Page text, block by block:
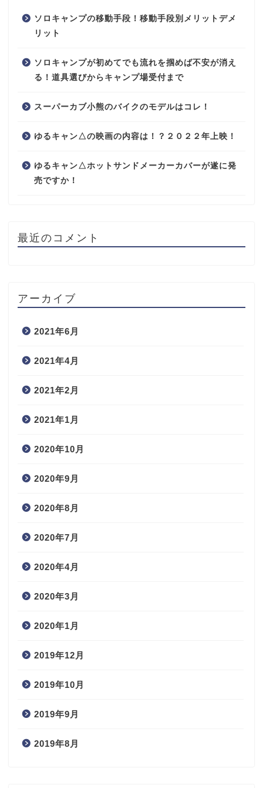
ソロキャンプの移動手段！移動手段別メリットデメ
リット
ソロキャンプが初めてでも流れを掴めば不安が消え
る！道具選びからキャンプ場受付まで
スーパーカブ小熊のバイクのモデルはコレ！
ゆるキャン△の映画の内容は！？２０２２年上映！
ゆるキャン△ホットサンドメーカーカバーが遂に発
売ですか！
最近のコメント
アーカイブ
2021年6月
2021年4月
2021年2月
2021年1月
2020年10月
2020年9月
2020年8月
2020年7月
2020年4月
2020年3月
2020年1月
2019年12月
2019年10月
2019年9月
2019年8月